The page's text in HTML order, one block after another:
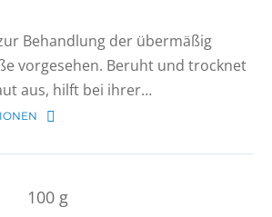
Behandlung der übermäßig
vorgesehen. Beruht und trocknet
aus, hilft bei ihrer…
100 g